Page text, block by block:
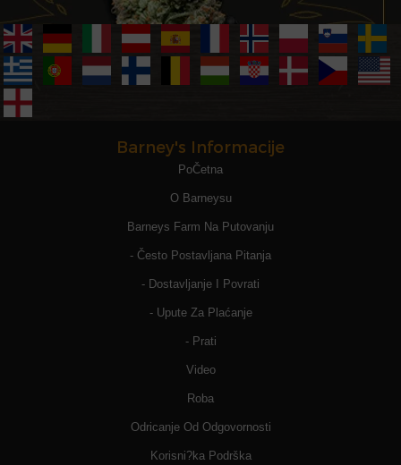
Barney's Informacije
PoČetna
O Barneysu
Barneys Farm Na Putovanju
- Često Postavljana Pitanja
- Dostavljanje I Povrati
- Upute Za Plaćanje
- Prati
Video
Roba
Odricanje Od Odgovornosti
Korisni?ka Podrška